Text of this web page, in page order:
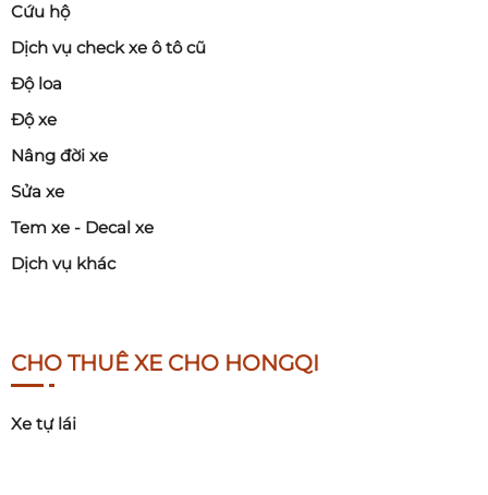
Cứu hộ
Dịch vụ check xe ô tô cũ
Độ loa
Độ xe
Nâng đời xe
Sửa xe
Tem xe - Decal xe
Dịch vụ khác
CHO THUÊ XE CHO HONGQI
Xe tự lái